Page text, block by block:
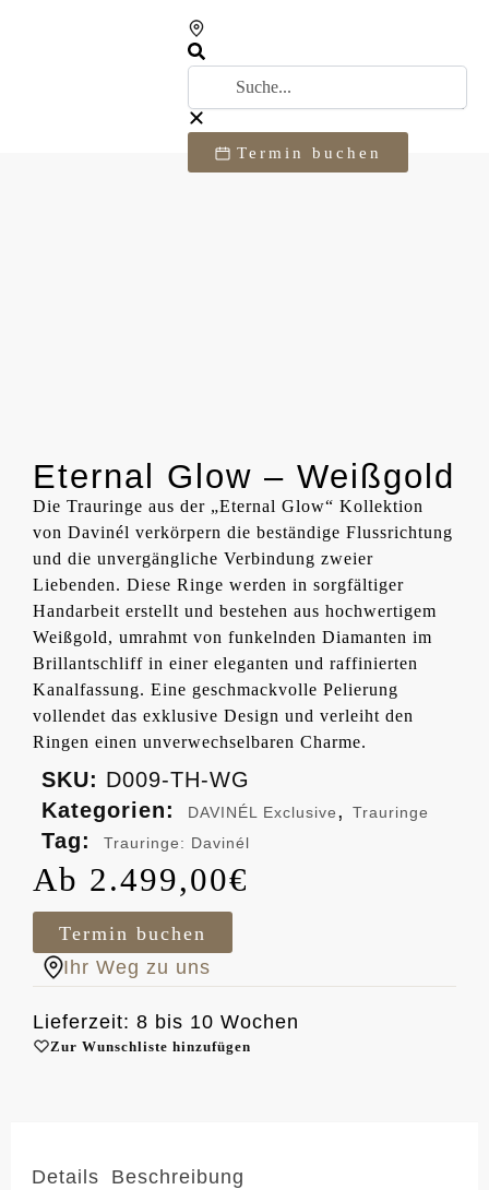
Termin buchen
Eternal Glow – Weißgold
Die Trauringe aus der „Eternal Glow“ Kollektion
von Davinél verkörpern die beständige Flussrichtung
und die unvergängliche Verbindung zweier
Liebenden. Diese Ringe werden in sorgfältiger
Handarbeit erstellt und bestehen aus hochwertigem
Weißgold, umrahmt von funkelnden Diamanten im
Brillantschliff in einer eleganten und raffinierten
Kanalfassung. Eine geschmackvolle Pelierung
vollendet das exklusive Design und verleiht den
Ringen einen unverwechselbaren Charme.
SKU: D009-TH-WG
Kategorien:
DAVINÉL Exclusive, Trauringe
Tag: Trauringe: Davinél
2.499,00€
Termin buchen
Ihr Weg zu uns
Lieferzeit: 8 bis 10 Wochen
Zur Wunschliste hinzufügen
Details Beschreibung